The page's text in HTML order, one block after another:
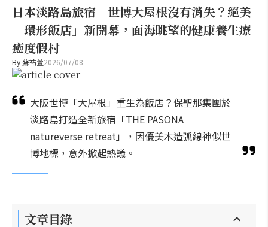
日本淡路島旅宿｜世博大屋根沒有消失？絕美
「環形飯店」新開幕，面海眺望的健康養生療
癒度假村
By蘇祐萱2026/07/08
大阪世博「大屋根」重生為飯店？保聖那集團於
淡路島打造全新旅宿「THE PASONA
natureverse retreat」，因優美木造弧線神似世
博地標，意外掀起熱議。
文章目錄